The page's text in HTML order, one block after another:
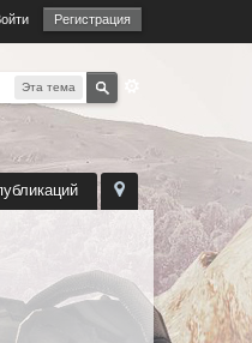
Регистрация
Эта тема